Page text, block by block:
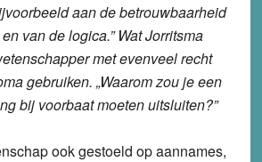
aan de betrouwbaarheid
van de logica.” Wat Jorritsma
met evenveel recht
gebruiken. „Waarom zou je een
bij voorbaat moeten uitsluiten?”
ook gestoeld op aannames,